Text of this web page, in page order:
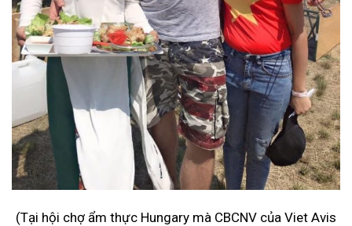
(Tại hội chợ ẩm thực Hungary mà CBCNV của Viet Avis